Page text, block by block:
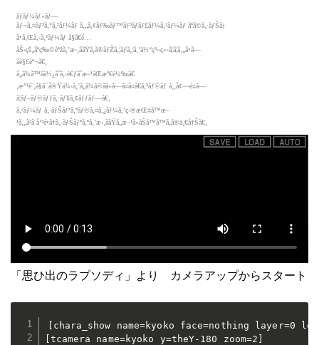
「思ひ出のラプソディ」より カメラアップからスタート
[chara_show name=kyoko face=nothing layer=0
[tcamera name=kyoko y=theY-180 zoom=2]